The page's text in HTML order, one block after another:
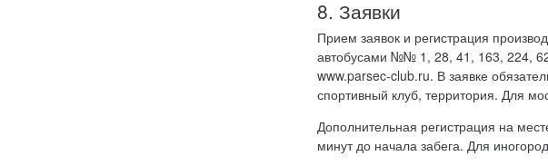
8. Заявки
Прием заявок и регистрация
автобусами №№ 1, 28, 41, 163, 224,
www.parsec-club.ru. В заявке
спортивный клуб, территория. Для
Дополнительная регистрация на
минут до начала забега. Для